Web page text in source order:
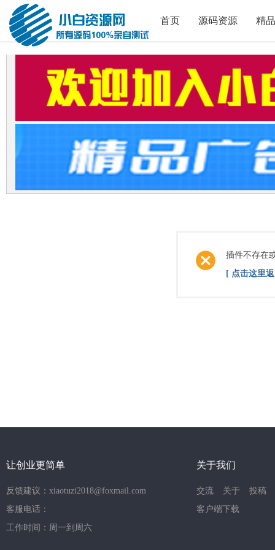
首页 源码资源 精
插件不存在
[ 点击这里
让创业更简单
反馈建议：xiaotuzi2018@foxmail.com
客服电话：
工作时间：周一到周六
关于我们
交流 关于
投稿
客户端下载